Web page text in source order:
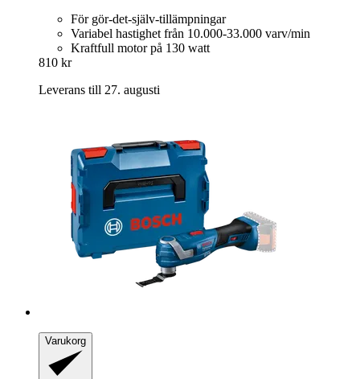
För gör-det-själv-tillämpningar
Variabel hastighet från 10.000-33.000 varv/min
Kraftfull motor på 130 watt
810 kr
Leverans till 27. augusti
Varukorg